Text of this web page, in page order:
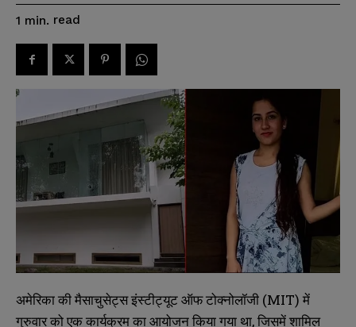
1 min. read
अमेरिका की मैसाचुसेट्स इंस्टीट्यूट ऑफ टोक्नोलॉजी (MIT) में
गुरुवार को एक कार्यक्रम का आयोजन किया गया था, जिसमें शामिल